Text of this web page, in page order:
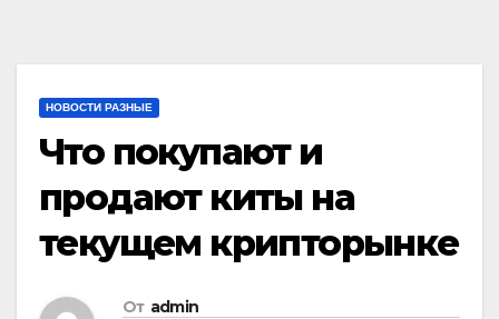
НОВОСТИ РАЗНЫЕ
Что покупают и
продают киты на
текущем крипторынке
От admin